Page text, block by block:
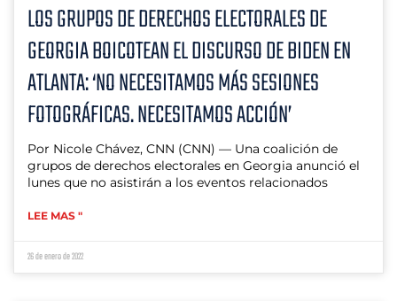
LOS GRUPOS DE DERECHOS ELECTORALES DE
GEORGIA BOICOTEAN EL DISCURSO DE BIDEN EN
ATLANTA: ‘NO NECESITAMOS MÁS SESIONES
FOTOGRÁFICAS. NECESITAMOS ACCIÓN’
Por Nicole Chávez, CNN (CNN) — Una coalición de
grupos de derechos electorales en Georgia anunció el
lunes que no asistirán a los eventos relacionados
LEE MAS "
26 de enero de 2022